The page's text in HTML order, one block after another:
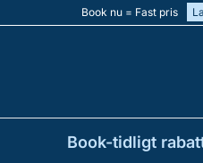
Book nu = Fast pris
Book-tidligt